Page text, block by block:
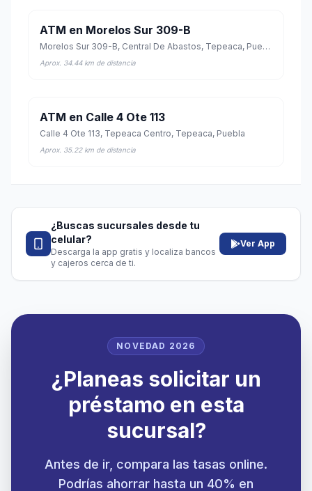
ATM en Morelos Sur 309-B
Morelos Sur 309-B, Central De Abastos, Tepeaca, Puebla
Aprox. 34.44 km de distancia
ATM en Calle 4 Ote 113
Calle 4 Ote 113, Tepeaca Centro, Tepeaca, Puebla
Aprox. 35.22 km de distancia
¿Buscas sucursales desde tu
celular?
Descarga la app gratis y localiza bancos
y cajeros cerca de ti.
Ver App
NOVEDAD 2026
¿Planeas solicitar un
préstamo en esta
sucursal?
Antes de ir, compara las tasas online.
Podrías ahorrar hasta un 40% en